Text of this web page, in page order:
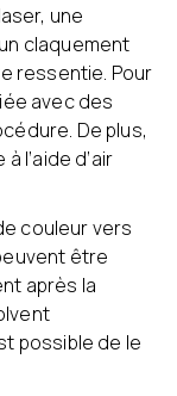
une
claquement
ressentie. Pour
avec des
De plus,
l’aide d’air
couleur vers
être
après la
possible de le